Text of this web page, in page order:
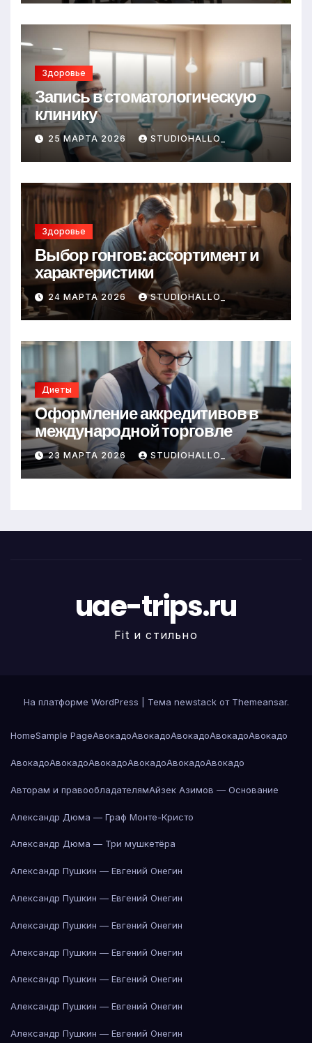
Здоровье
Запись в стоматологическую
клинику
25 МАРТА 2026 STUDIOHALLO_
Здоровье
Выбор гонгов: ассортимент и
характеристики
24 МАРТА 2026 STUDIOHALLO_
Диеты
Оформление аккредитивов в
международной торговле
23 МАРТА 2026 STUDIOHALLO_
uae-trips.ru
Fit и стильно
На платформе WordPress Тема newstack от Themeansar.
HomeSample PageАвокадоАвокадоАвокадоАвокадоАвокадо
АвокадоАвокадоАвокадоАвокадоАвокадоАвокадо
Авторам и правообладателямАйзек Азимов — Основание
Александр Дюма — Граф Монте-Кристо
Александр Дюма — Три мушкетёра
Александр Пушкин — Евгений Онегин
Александр Пушкин — Евгений Онегин
Александр Пушкин — Евгений Онегин
Александр Пушкин — Евгений Онегин
Александр Пушкин — Евгений Онегин
Александр Пушкин — Евгений Онегин
Александр Пушкин — Евгений Онегин